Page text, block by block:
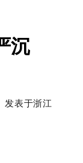
沉
发表于浙江